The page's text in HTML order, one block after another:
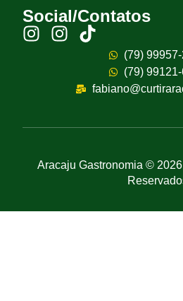
Social/Contatos
(79)
(79)
Aracaju Gastronomia ©